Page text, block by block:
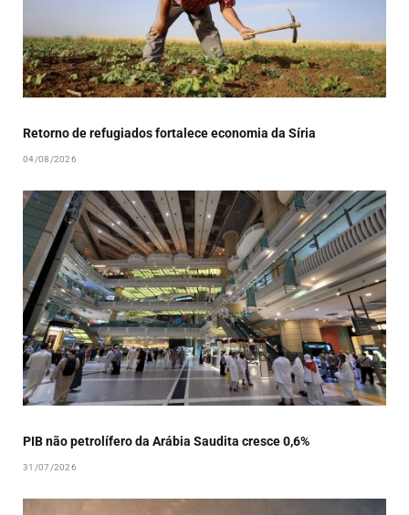
Retorno de refugiados fortalece economia da Síria
04/08/2026
PIB não petrolífero da Arábia Saudita cresce 0,6%
31/07/2026